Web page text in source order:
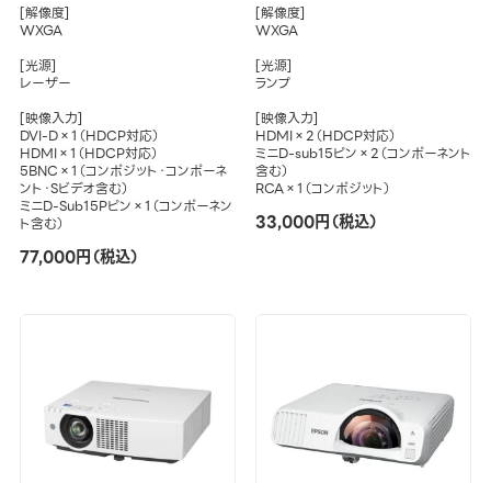
[解像度]
WXGA
[光源]
レーザー
[映像入力]
DVI-D×1（HDCP対応）
HDMI×1（HDCP対応）
5BNC×1（コンポジット・コンポーネ
ント・Sビデオ含む）
ミニD-Sub15Pピン×1（コンポーネン
ト含む）
77,000円（税込）
[解像度]
WXGA
[光源]
ランプ
[映像入力]
HDMI×2（HDCP対応）
ミニD-sub15ピン×2（コンポーネント
含む）
RCA×1（コンポジット）
33,000円（税込）